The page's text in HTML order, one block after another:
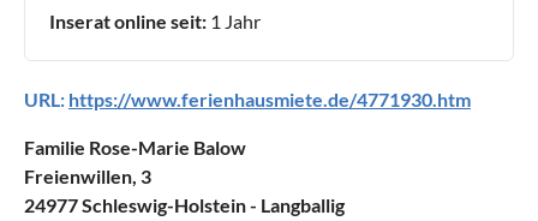
Inserat online seit: 1 Jahr
URL: https://www.ferienhausmiete.de/4771930.htm
Familie Rose-Marie Balow
Freienwillen, 3
24977 Schleswig-Holstein - Langballig